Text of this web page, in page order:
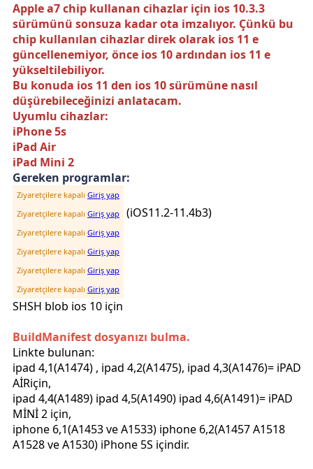
Apple a7 chip kullanan cihazlar için ios 10.3.3
sürümünü sonsuza kadar ota imzalıyor. Çünkü bu
chip kullanılan cihazlar direk olarak ios 11 e
güncellenemiyor, önce ios 10 ardından ios 11 e
yükseltilebiliyor.
Bu konuda ios 11 den ios 10 sürümüne nasıl
düşürebileceğinizi anlatacam.
Uyumlu cihazlar:
iPhone 5s
iPad Air
iPad Mini 2
Gereken programlar:
Ziyaretçilere kapalı Giriş yap
Ziyaretçilere kapalı Giriş yap (iOS11.2-11.4b3)
Ziyaretçilere kapalı Giriş yap
Ziyaretçilere kapalı Giriş yap
Ziyaretçilere kapalı Giriş yap
Ziyaretçilere kapalı Giriş yap
SHSH blob ios 10 için
BuildManifest dosyanızı bulma.
Linkte bulunan:
ipad 4,1(A1474) , ipad 4,2(A1475), ipad 4,3(A1476)= iPAD
AİRiçin,
ipad 4,4(A1489) ipad 4,5(A1490) ipad 4,6(A1491)= iPAD
MİNİ 2 için,
iphone 6,1(A1453 ve A1533) iphone 6,2(A1457 A1518
A1528 ve A1530) iPhone 5S içindir.